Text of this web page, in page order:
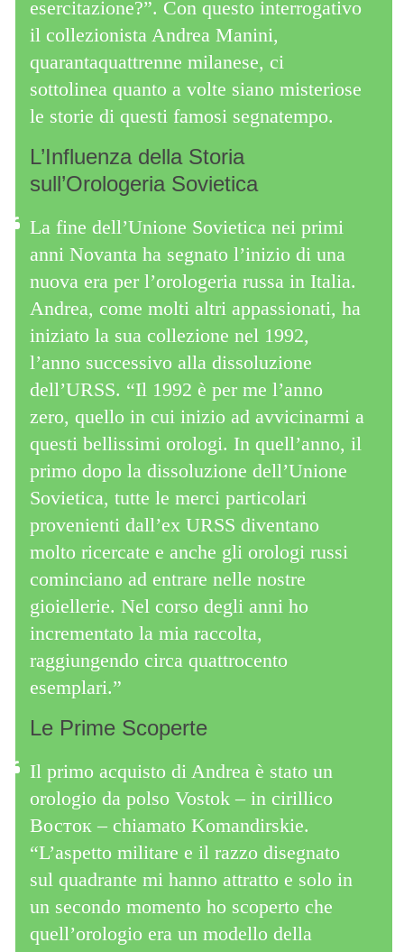
esercitazione?”. Con questo interrogativo
il collezionista Andrea Manini,
quarantaquattrenne milanese, ci
sottolinea quanto a volte siano misteriose
le storie di questi famosi segnatempo.
L’Influenza della Storia
sull’Orologeria Sovietica
La fine dell’Unione Sovietica nei primi
anni Novanta ha segnato l’inizio di una
nuova era per l’orologeria russa in Italia.
Andrea, come molti altri appassionati, ha
iniziato la sua collezione nel 1992,
l’anno successivo alla dissoluzione
dell’URSS. “Il 1992 è per me l’anno
zero, quello in cui inizio ad avvicinarmi a
questi bellissimi orologi. In quell’anno, il
primo dopo la dissoluzione dell’Unione
Sovietica, tutte le merci particolari
provenienti dall’ex URSS diventano
molto ricercate e anche gli orologi russi
cominciano ad entrare nelle nostre
gioiellerie. Nel corso degli anni ho
incrementato la mia raccolta,
raggiungendo circa quattrocento
esemplari.”
Le Prime Scoperte
Il primo acquisto di Andrea è stato un
orologio da polso Vostok – in cirillico
Восток – chiamato Komandirskie.
“L’aspetto militare e il razzo disegnato
sul quadrante mi hanno attratto e solo in
un secondo momento ho scoperto che
quell’orologio era un modello della